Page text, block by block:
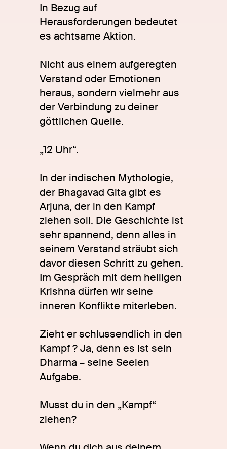
In Bezug auf
Herausforderungen bedeutet
es achtsame Aktion.
Nicht aus einem aufgeregten
Verstand oder Emotionen
heraus, sondern vielmehr aus
der Verbindung zu deiner
göttlichen Quelle.
„12 Uhr“.
In der indischen Mythologie,
der Bhagavad Gita gibt es
Arjuna, der in den Kampf
ziehen soll. Die Geschichte ist
sehr spannend, denn alles in
seinem Verstand sträubt sich
davor diesen Schritt zu gehen.
Im Gespräch mit dem heiligen
Krishna dürfen wir seine
inneren Konflikte miterleben.
Zieht er schlussendlich in den
Kampf ? Ja, denn es ist sein
Dharma – seine Seelen
Aufgabe.
Musst du in den „Kampf“
ziehen?